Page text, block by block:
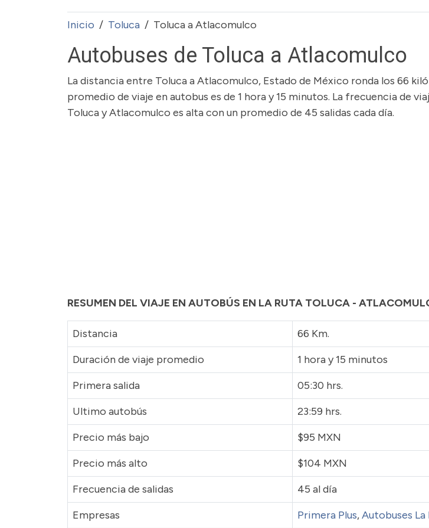
Inicio Toluca Toluca a Atlacomulco
Autobuses de Toluca a Atlacomulco
La distancia entre Toluca a Atlacomulco, Estado de México ronda los 66
promedio de viaje en autobus es de 1 hora y 15 minutos. La frecuencia de
Toluca y Atlacomulco es alta con un promedio de 45 salidas cada día.
RESUMEN DEL VIAJE EN AUTOBÚS EN LA RUTA TOLUCA -
Distancia
66 Km.
Duración de viaje promedio
1 hora y 15 minutos
Primera salida
05:30 hrs.
Ultimo autobús
23:59 hrs.
Precio más bajo
$95 MXN
Precio más alto
$104 MXN
Frecuencia de salidas
45 al día
Empresas
Primera Plus,Autobuses La